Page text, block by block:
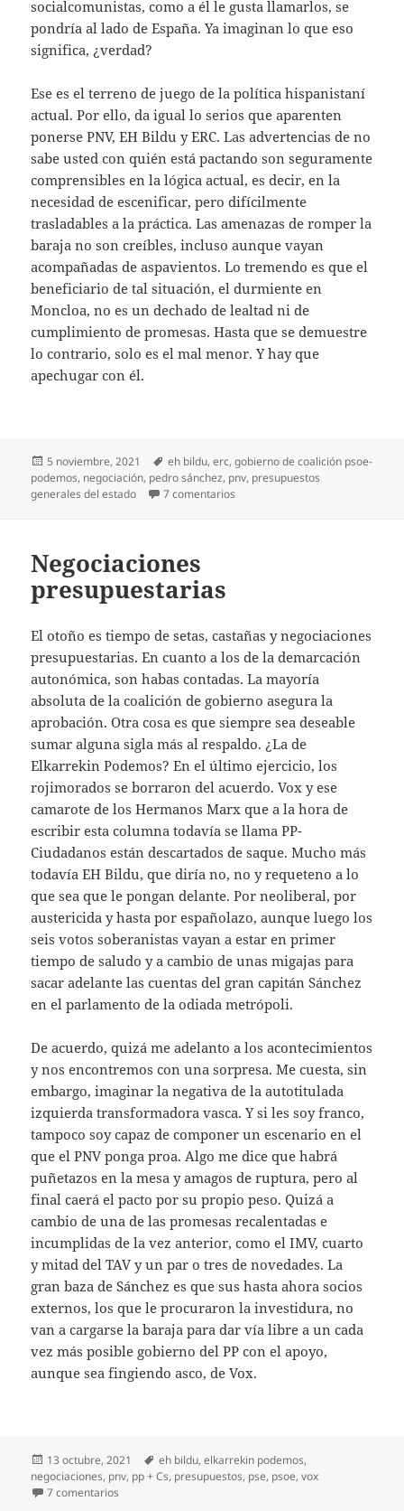
socialcomunistas, como a él le gusta llamarlos, se
pondría al lado de España. Ya imaginan lo que eso
significa, ¿verdad?
Ese es el terreno de juego de la política hispanistaní
actual. Por ello, da igual lo serios que aparenten
ponerse PNV, EH Bildu y ERC. Las advertencias de no
sabe usted con quién está pactando son seguramente
comprensibles en la lógica actual, es decir, en la
necesidad de escenificar, pero difícilmente
trasladables a la práctica. Las amenazas de romper la
baraja no son creíbles, incluso aunque vayan
acompañadas de aspavientos. Lo tremendo es que el
beneficiario de tal situación, el durmiente en
Moncloa, no es un dechado de lealtad ni de
cumplimiento de promesas. Hasta que se demuestre
lo contrario, solo es el mal menor. Y hay que
apechugar con él.
Publicado
el
5 noviembre, 2021 Etiquetas
eh bildu,erc,gobierno de coalición psoe-
podemos, negociación, pedro sánchez, pnv, presupuestos
generales del estado
7 comentarios
Negociaciones
presupuestarias
El otoño es tiempo de setas, castañas y negociaciones
presupuestarias. En cuanto a los de la demarcación
autonómica, son habas contadas. La mayoría
absoluta de la coalición de gobierno asegura la
aprobación. Otra cosa es que siempre sea deseable
sumar alguna sigla más al respaldo. ¿La de
Elkarrekin Podemos? En el último ejercicio, los
rojimorados se borraron del acuerdo. Vox y ese
camarote de los Hermanos Marx que a la hora de
escribir esta columna todavía se llama PP-
Ciudadanos están descartados de saque. Mucho más
todavía EH Bildu, que diría no, no y requeteno a lo
que sea que le pongan delante. Por neoliberal, por
austericida y hasta por españolazo, aunque luego los
seis votos soberanistas vayan a estar en primer
tiempo de saludo y a cambio de unas migajas para
sacar adelante las cuentas del gran capitán Sánchez
en el parlamento de la odiada metrópoli.
De acuerdo, quizá me adelanto a los acontecimientos
y nos encontremos con una sorpresa. Me cuesta, sin
embargo, imaginar la negativa de la autotitulada
izquierda transformadora vasca. Y si les soy franco,
tampoco soy capaz de componer un escenario en el
que el PNV ponga proa. Algo me dice que habrá
puñetazos en la mesa y amagos de ruptura, pero al
final caerá el pacto por su propio peso. Quizá a
cambio de una de las promesas recalentadas e
incumplidas de la vez anterior, como el IMV, cuarto
y mitad del TAV y un par o tres de novedades. La
gran baza de Sánchez es que sus hasta ahora socios
externos, los que le procuraron la investidura, no
van a cargarse la baraja para dar vía libre a un cada
vez más posible gobierno del PP con el apoyo,
aunque sea fingiendo asco, de Vox.
Publicado
el
13 octubre, 2021 Etiquetas
eh bildu,elkarrekin podemos,
negociaciones, pnv, pp + Cs, presupuestos, pse, psoe,vox
7 comentarios